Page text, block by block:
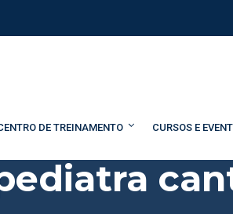
DE TREINAMENTO CURSOS E